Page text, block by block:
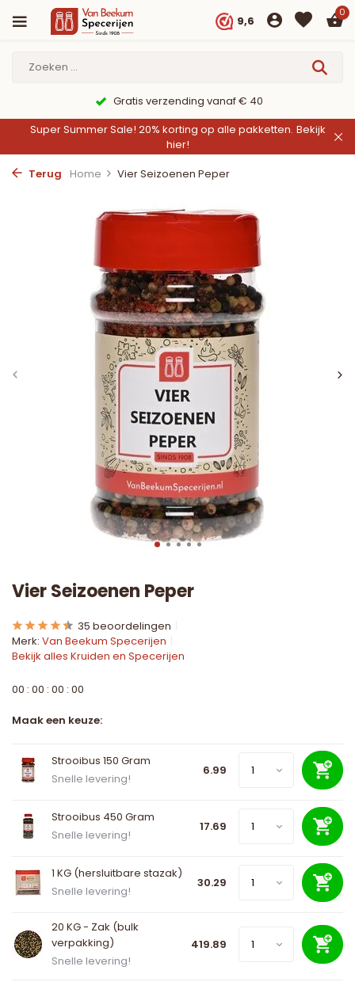
9,6
0
9,6/10 Webwinkelkeur ✔
Super Summer Sale! 20% korting op alle pakketten. Bekijk
hier!
Terug
Home Vier Seizoenen Peper
Vier Seizoenen Peper
35 beoordelingen
Merk: Van Beekum Specerijen
Bekijk alles Kruiden en Specerijen
00 : 00 : 00 : 00
Maak een keuze:
Strooibus 150 Gram
Snelle levering!
6.99
Strooibus 450 Gram
Snelle levering!
17.69
1 KG (hersluitbare stazak)
Snelle levering!
30.29
20 KG - Zak (bulk
verpakking)
Snelle levering!
419.89